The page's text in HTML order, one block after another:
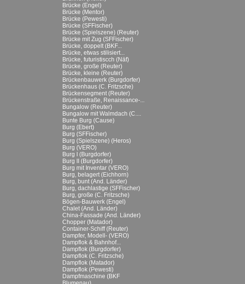
Brücke (Engel)
Brücke (Mentor)
Brücke (Pewesti)
Brücke (SFFischer)
Brücke (Spielszene) (Reuter)
Brücke mit Zug (SFFischer)
Brücke, doppelt (BKF...
Brücke, etwas stilisiert...
Brücke, futuristiscch (Näf)
Brücke, große (Reuter)
Brücke, kleine (Reuter)
Brückenbauwerk (Burgdorfer)
Brückenhaus (C. Fritzsche)
Brückensegment (Reuter)
Brückenstraße, Renaissance-...
Bungalow (Reuter)
Bungalow mit Walmdach (C....
Bunte Burg (Cause)
Burg (Ebert)
Burg (SFFischer)
Burg (Spielszene) (Heros)
Burg (VERO)
Burg I (Burgdorfer)
Burg II (Burgdorfer)
Burg mit Inventar (VERO)
Burg, belagert (Eichhorn)
Burg, bunt (And. Länder)
Burg, dachlastige (SFFischer)
Burg, große (C. Fritzsche)
Bögen-Bauwerk (Engel)
Chalet (And. Länder)
China-Fassade (And. Länder)
Chopper (Matador)
Container-Schiff (Reuter)
Dampfer, Modell- (VERO)
Dampflok & Bahnhof...
Dampflok (Burgdorfer)
Dampflok (C. Fritzsche)
Dampflok (Matador)
Dampflok (Pewesti)
Dampfmaschine (BKF